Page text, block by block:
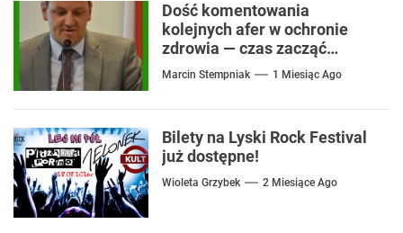
Dość komentowania
kolejnych afer w ochronie
zdrowia — czas zacząć
mówić o rozwiązaniach
Marcin Stempniak 1 Miesiąc Ago
Bilety na Lyski Rock Festival
już dostępne!
Wioleta Grzybek 2 Miesiące Ago